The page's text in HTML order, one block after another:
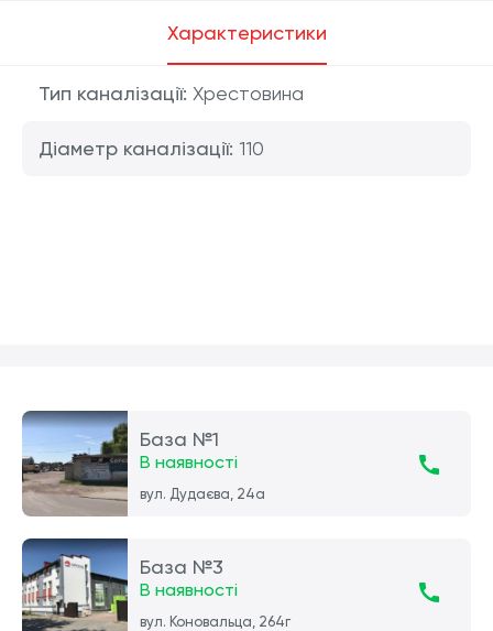
Характеристики
Тип каналізації: Хрестовина
Діаметр каналізації: 110
База №1
В наявності
вул. Дудаєва, 24а
База №3
В наявності
вул. Коновальца, 264г